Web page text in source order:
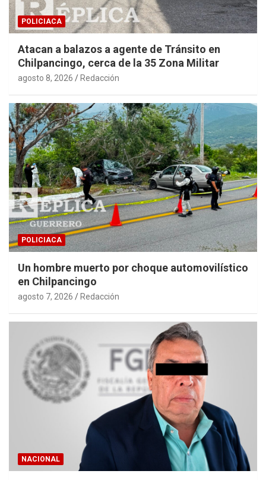
POLICIACA
Atacan a balazos a agente de Tránsito en
Chilpancingo, cerca de la 35 Zona Militar
agosto 8, 2026 Redacción
POLICIACA
Un hombre muerto por choque automovilístico
en Chilpancingo
agosto 7, 2026 Redacción
NACIONAL